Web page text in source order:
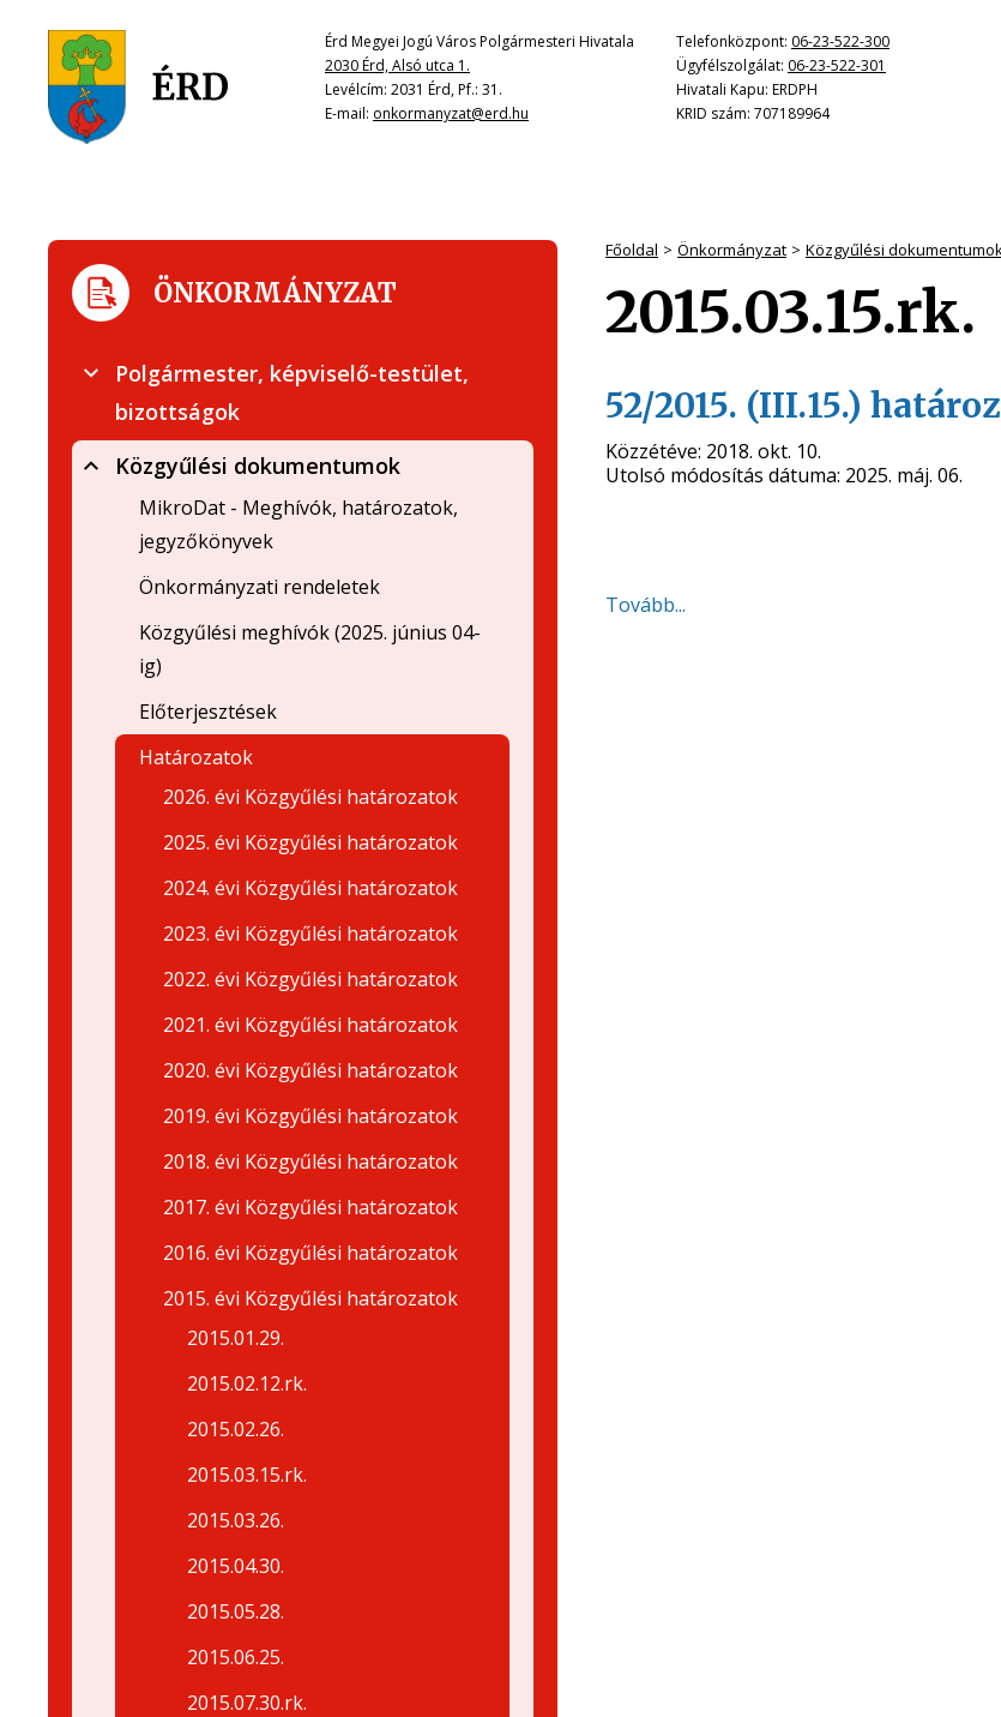
Érd Megyei Jogú Város Polgármesteri Hivatala
2030 Érd, Alsó utca 1.
Levélcím: 2031 Érd, Pf.: 31.
E-mail: onkormanyzat@erd.hu
Telefonközpont: 06-23-522-300
Ügyfélszolgálat: 06-23-522-301
Hivatali Kapu: ERDPH
KRID szám: 707189964
Főoldal Önkormányzat Közgyűlési
2015.03.15.rk.
52/2015. (III.15.)
Közzétéve: 2018. okt. 10.
Utolsó módosítás dátuma: 2025. máj. 06.
Tovább...
ÖNKORMÁNYZAT
Polgármester, képviselő-testület,
bizottságok
Közgyűlési dokumentumok
MikroDat - Meghívók, határozatok,
jegyzőkönyvek
Önkormányzati rendeletek
Közgyűlési meghívók (2025. június 04-
ig)
Előterjesztések
Határozatok
2026. évi Közgyűlési határozatok
2025. évi Közgyűlési határozatok
2024. évi Közgyűlési határozatok
2023. évi Közgyűlési határozatok
2022. évi Közgyűlési határozatok
2021. évi Közgyűlési határozatok
2020. évi Közgyűlési határozatok
2019. évi Közgyűlési határozatok
2018. évi Közgyűlési határozatok
2017. évi Közgyűlési határozatok
2016. évi Közgyűlési határozatok
2015. évi Közgyűlési határozatok
2015.01.29.
2015.02.12.rk.
2015.02.26.
2015.03.15.rk.
2015.03.26.
2015.04.30.
2015.05.28.
2015.06.25.
2015.07.30.rk.